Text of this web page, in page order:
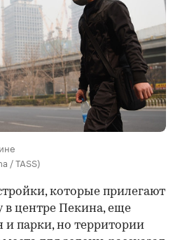
/ TASS)
которые прилегают
в центре Пекина, еще
и парки, но территории